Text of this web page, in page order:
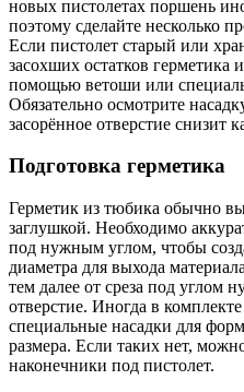
новых пистолетах поршень
поэтому сделайте несколько
Если пистолет старый или
засохших остатков
помощью ветоши или
Обязательно осмотрите
засорённое отверстие снизит
Подготовка герметика
Герметик из тюбика обычно
заглушкой. Необходимо
под нужным углом, чтобы
диаметра для выхода
тем далее от среза под углом
отверстие. Иногда в
специальные насадки для
размера. Если таких нет,
наконечники под пистолет.